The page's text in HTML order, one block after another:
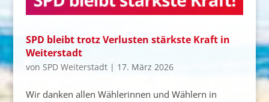
SPD bleibt trotz Verlusten stärkste Kraft in
Weiterstadt
von SPD Weiterstadt| 17. März 2026
Wir danken allen Wählerinnen und Wählern in